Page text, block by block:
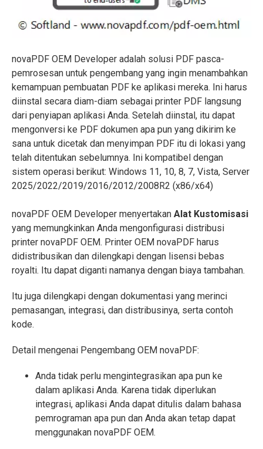
novaPDF OEM Developer adalah solusi PDF pasca-
pemrosesan untuk pengembang yang ingin menambahkan
kemampuan pembuatan PDF ke aplikasi mereka. Ini harus
diinstal secara diam-diam sebagai printer PDF langsung
dari penyiapan aplikasi Anda. Setelah diinstal, itu dapat
mengonversi ke PDF dokumen apa pun yang dikirim ke
sana untuk dicetak dan menyimpan PDF itu di lokasi yang
telah ditentukan sebelumnya. Ini kompatibel dengan
sistem operasi berikut: Windows 11, 10, 8, 7, Vista, Server
2025/2022/2019/2016/2012/2008R2 (x86/x64)
novaPDF OEM Developer menyertakan Alat Kustomisasi
yang memungkinkan Anda mengonfigurasi distribusi
printer novaPDF OEM. Printer OEM novaPDF harus
didistribusikan dan dilengkapi dengan lisensi bebas
royalti. Itu dapat diganti namanya dengan biaya tambahan.
Itu juga dilengkapi dengan dokumentasi yang merinci
pemasangan, integrasi, dan distribusinya, serta contoh
kode.
Detail mengenai Pengembang OEM novaPDF:
Anda tidak perlu mengintegrasikan apa pun ke
dalam aplikasi Anda. Karena tidak diperlukan
integrasi, aplikasi Anda dapat ditulis dalam bahasa
pemrograman apa pun dan Anda akan tetap dapat
menggunakan novaPDF OEM.